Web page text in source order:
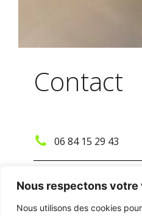
Nous respectons votre
Nous utilisons des cookies
Contact
06 84 15 29 43
115 La Croix de